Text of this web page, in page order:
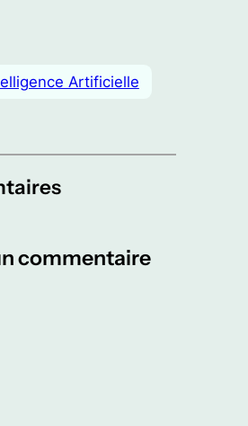
Artificielle
commentaire